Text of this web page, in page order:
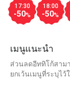
17:30
-50%
18:00
-50%
เมนูแนะนำ
ส่วนลดอีททิโก้สาม
ยกเว้นเมนูที่ระบุไว้